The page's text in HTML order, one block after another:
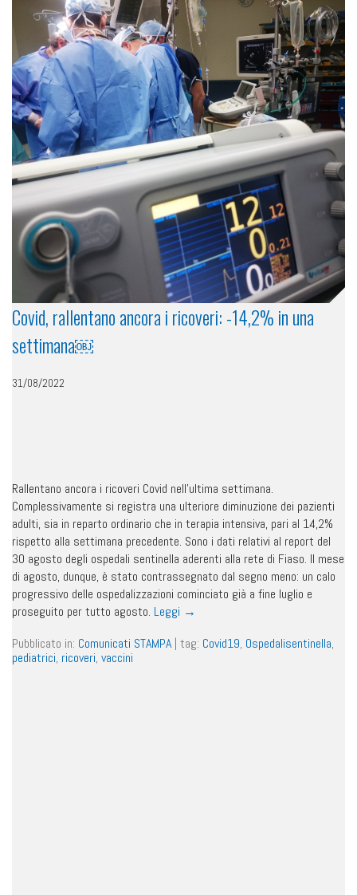
Covid, rallentano ancora i ricoveri: -14,2% in una
settimana￼
31/08/2022
Rallentano ancora i ricoveri Covid nell’ultima settimana.
Complessivamente si registra una ulteriore diminuzione dei pazienti
adulti, sia in reparto ordinario che in terapia intensiva, pari al 14,2%
rispetto alla settimana precedente. Sono i dati relativi al report del
30 agosto degli ospedali sentinella aderenti alla rete di Fiaso. Il mese
di agosto, dunque, è stato contrassegnato dal segno meno: un calo
progressivo delle ospedalizzazioni cominciato già a fine luglio e
proseguito per tutto agosto. Leggi →
Pubblicato in: Comunicati STAMPA | tag: Covid19, Ospedalisentinella,
pediatrici, ricoveri, vaccini